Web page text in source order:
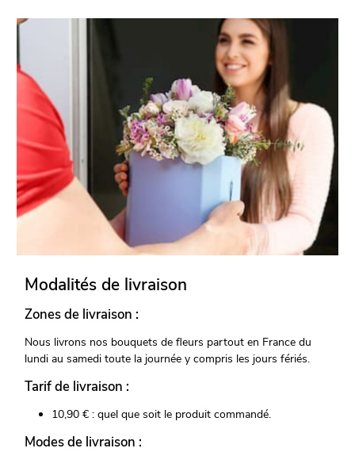
Modalités de livraison
Zones de livraison :
Nous livrons nos bouquets de fleurs partout en France du
lundi au samedi toute la journée y compris les jours fériés.
Tarif de livraison :
10,90 € : quel que soit le produit commandé.
Modes de livraison :